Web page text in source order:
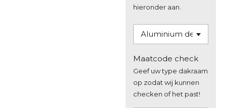
hieronder aan.
Maatcode check
Geef uw type dakraam
op zodat wij kunnen
checken of het past!